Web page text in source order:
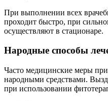
При выполнении всех
проходит быстро, при
осуществляют в стационаре.
Народные способы
Часто медицинские меры
народными средствами.
при использовании